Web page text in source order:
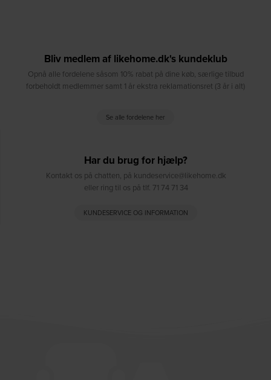
Bliv medlem af likehome.dk's kundeklub
Opnå alle fordelene såsom 10% rabat på dine køb, særlige tilbud
forbeholdt medlemmer samt 1 år ekstra reklamationsret (3 år i alt)
Se alle fordelene her
Har du brug for hjælp?
Kontakt os på chatten, på kundeservice@likehome.dk
eller ring til os på tlf. 71 74 71 34
KUNDESERVICE OG INFORMATION